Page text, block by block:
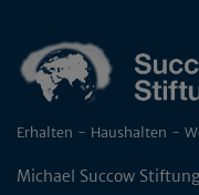
Erhalten - Haushalten -
Michael Succow Stiftung